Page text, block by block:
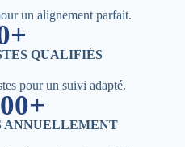
un alignement parfait.
QUALIFIÉS
pour un suivi adapté.
ANNUELLEMENT